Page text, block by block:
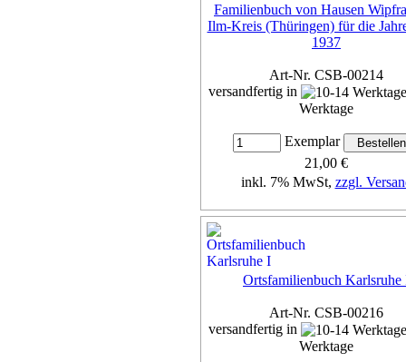
Familienbuch von Hausen
Ilm-Kreis (Thüringen) für die
1937
Art-Nr. CSB-00214
versandfertig in
Werktage
Exemplar
21,00 €
inkl. 7% MwSt, zzgl.
Details...
Ortsfamilienbuch Karlsruhe
Art-Nr. CSB-00216
versandfertig in
Werktage